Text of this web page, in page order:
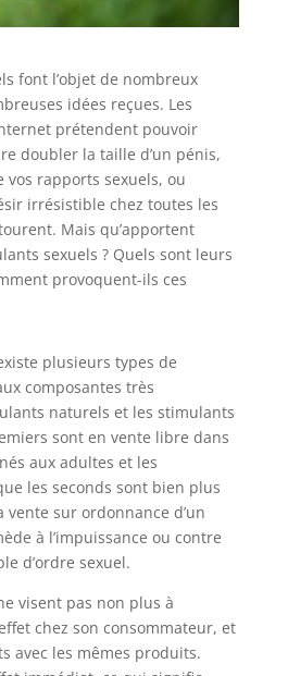
font l’objet de nombreux
idées reçues. Les
prétendent pouvoir
doubler la taille d’un pénis,
rapports sexuels, ou
irrésistible chez toutes les
Mais qu’apportent
sexuels ? Quels sont leurs
provoquent-ils ces
plusieurs types de
composantes très
naturels et les stimulants
sont en vente libre dans
aux adultes et les
les seconds sont bien plus
vente sur ordonnance d’un
à l’impuissance ou contre
d’ordre sexuel.
visent pas non plus à
chez son consommateur, et
avec les mêmes produits.